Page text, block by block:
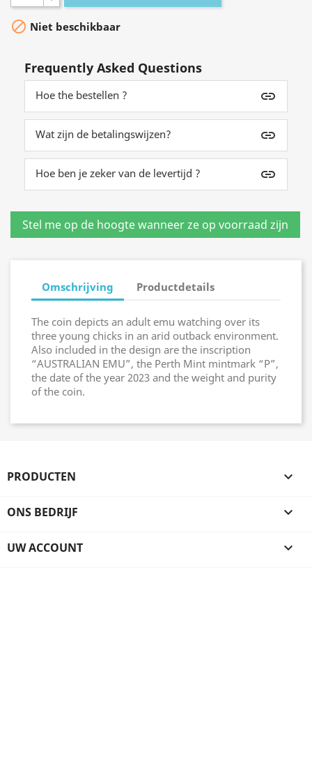
 Niet beschikbaar
Frequently Asked Questions
Hoe the bestellen ? insert_link
Wat zijn de betalingswijzen? insert_link
Hoe ben je zeker van de levertijd ? insert_link
Omschrijving Productdetails
The coin depicts an adult emu watching over its
three young chicks in an arid outback environment.
Also included in the design are the inscription
“AUSTRALIAN EMU”, the Perth Mint mintmark “P”,
the date of the year 2023 and the weight and purity
of the coin.
PRODUCTEN 
ONS BEDRIJF 
UW ACCOUNT 